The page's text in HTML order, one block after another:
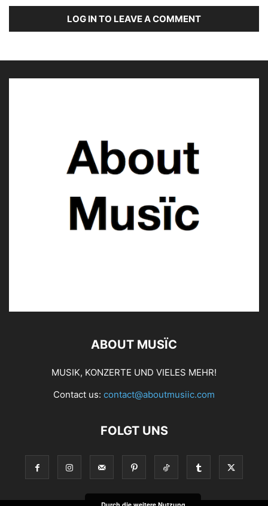
LOG IN TO LEAVE A COMMENT
ABOUT MUSÏC
MUSIK, KONZERTE UND VIELES MEHR!
Contact us: contact@aboutmusiic.com
FOLGT UNS